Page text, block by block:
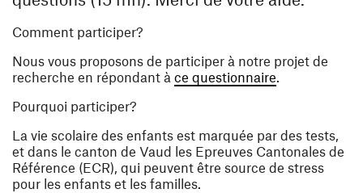
Comment participer?
Nous vous proposons de participer à notre projet de
recherche en répondant à ce questionnaire.
Pourquoi participer?
La vie scolaire des enfants est marquée par des tests,
et dans le canton de Vaud les Epreuves Cantonales de
Référence (ECR), qui peuvent être source de stress
pour les enfants et les familles.